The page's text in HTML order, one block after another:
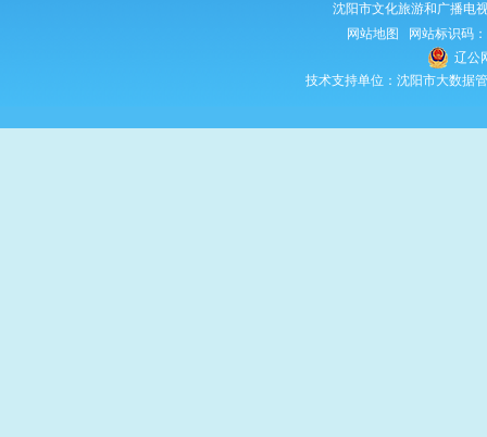
沈阳市文化旅游和广播电
网站地图
网站标识码
辽公
技术支持单位：沈阳市大数据